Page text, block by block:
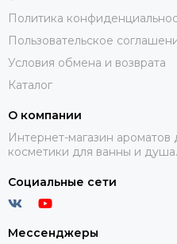
Политика
Пользовательское
Условия обмена и возврата
Каталог
О компании
Интернет-магазин ароматов
косметики для ванны и душа.
Социальные сети
Мессенджеры